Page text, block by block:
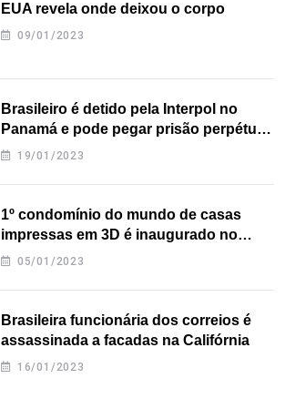
EUA revela onde deixou o corpo
09/01/2023
Brasileiro é detido pela Interpol no
Panamá e pode pegar prisão perpétua
nos EUA
19/01/2023
1º condomínio do mundo de casas
impressas em 3D é inaugurado no
Texas
05/01/2023
Brasileira funcionária dos correios é
assassinada a facadas na Califórnia
16/01/2023